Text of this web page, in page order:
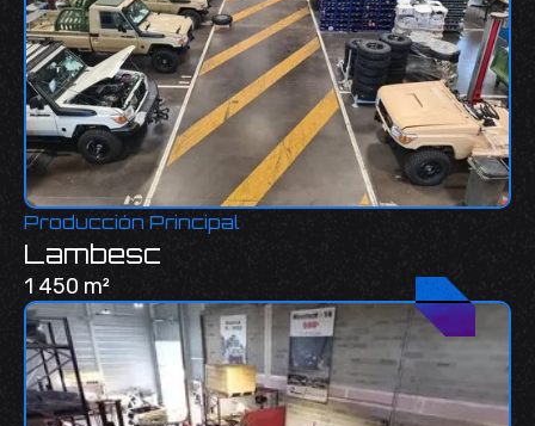
Producción Principal
Lambesc
1 450 m²